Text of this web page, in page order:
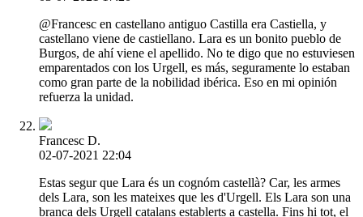
@Francesc en castellano antiguo Castilla era Castiella, y
castellano viene de castiellano. Lara es un bonito pueblo de
Burgos, de ahí viene el apellido. No te digo que no estuviesen
emparentados con los Urgell, es más, seguramente lo estaban
como gran parte de la nobilidad ibérica. Eso en mi opinión
refuerza la unidad.
Francesc D.
02-07-2021 22:04
Estas segur que Lara és un cognóm castellà? Car, les armes
dels Lara, son les mateixes que les d'Urgell. Els Lara son una
branca dels Urgell catalans establerts a castella. Fins hi tot, el